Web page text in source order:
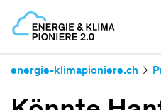
energie-klimapioniere.ch